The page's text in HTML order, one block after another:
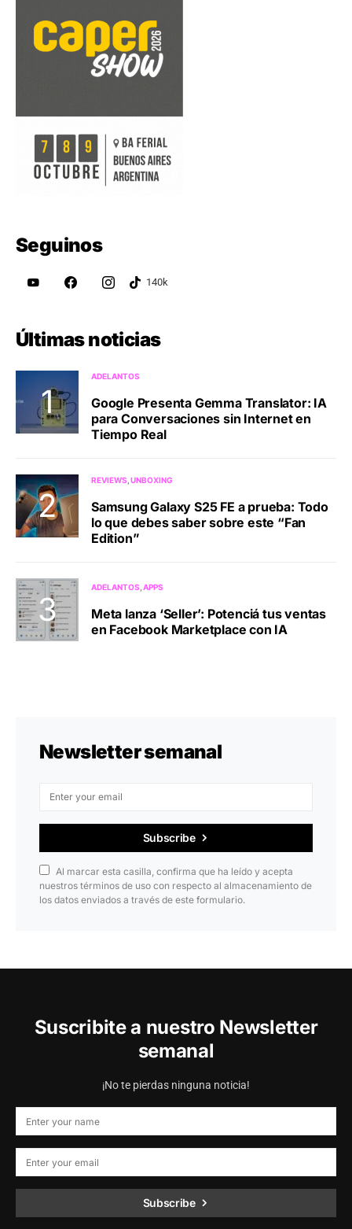
Seguinos
Últimas noticias
ADELANTOS
Google Presenta Gemma Translator: IA
para Conversaciones sin Internet en
Tiempo Real
REVIEWS UNBOXING
Samsung Galaxy S25 FE a prueba: Todo
lo que debes saber sobre este “Fan
Edition”
ADELANTOS APPS
Meta lanza ‘Seller’: Potenciá tus ventas
en Facebook Marketplace con IA
Newsletter semanal
Subscribe
Al marcar esta casilla, confirma que ha leído y acepta
nuestros términos de uso con respecto al almacenamiento de
los datos enviados a través de este formulario.
Suscribite a nuestro Newsletter
semanal
¡No te pierdas ninguna noticia!
Subscribe